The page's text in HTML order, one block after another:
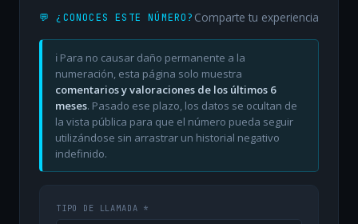
💬 ¿CONOCES ESTE NÚMERO? Comparte tu experiencia
ℹ️ Para no causar daño permanente a la
numeración, esta página solo muestra
comentarios y valoraciones de los últimos 6
meses. Pasado ese plazo, los datos se ocultan de
la vista pública para que el número pueda seguir
utilizándose sin arrastrar un historial negativo
indefinido.
TIPO DE LLAMADA *